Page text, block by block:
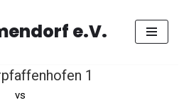
e.V.
1
vs